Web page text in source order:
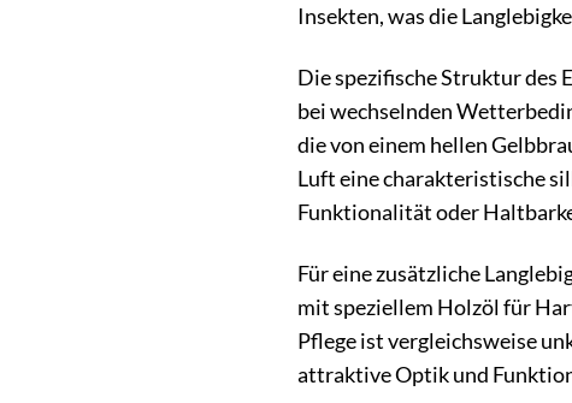
Insekten, was die
Die spezifische Struktur des
bei wechselnden
die von einem hellen
Luft eine charakteristische
Funktionalität oder
Für eine zusätzliche
mit speziellem Holzöl für
Pflege ist vergleichsweise
attraktive Optik und